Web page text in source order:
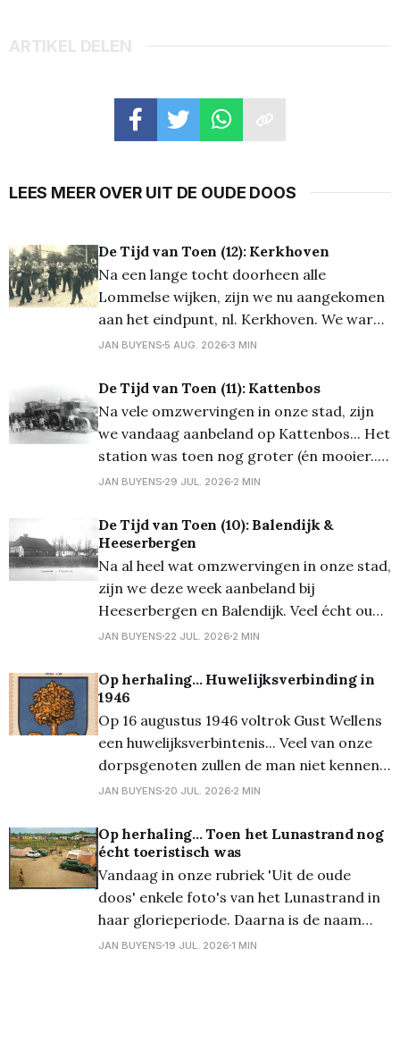
ARTIKEL DELEN
LEES MEER OVER UIT DE OUDE DOOS
De Tijd van Toen (12): Kerkhoven
Na een lange tocht doorheen alle
Lommelse wijken, zijn we nu aangekomen
aan het eindpunt, nl. Kerkhoven. We waren
heel wat weken geleden van start gegaan
eindmeet... Net zoals tijdens de vorige
edities laten we vooral de beelden
spreken, de oude zijn zoals
JAN BUYENS 5 AUG. 2026 3 MIN
De Tijd van Toen (11): Kattenbos
Na vele omzwervingen in onze stad, zijn
we vandaag aanbeland op Kattenbos... Het
station was toen nog groter (én mooier...)
en er waren toen ook nog twee sporen!
slagbomen, maar een rolpoort. En het
hotel aldaar werd uitgebaat door Fien
Dufour. Het klooster met
JAN BUYENS 29 JUL. 2026 2 MIN
De Tijd van Toen (10): Balendijk &
Heeserbergen
Na al heel wat omzwervingen in onze stad,
zijn we deze week aanbeland bij
Heeserbergen en Balendijk. Veel écht oude
foto's zijn er zeker van Heeserbergen
'70 van vorige eeuw ontstond. Wat we wel
hebben van Heeserbergen is een
JAN BUYENS 22 JUL. 2026 2 MIN
Op herhaling... Huwelijksverbinding in
1946
Op 16 augustus 1946 voltrok Gust Wellens
een huwelijksverbintenis... Veel van onze
dorpsgenoten zullen de man niet kennen.
Maar in een overwegend katholieke
hij in ons dorp een meer dan bepalend
figuur. Hij was zowat bij alles wat in de
parochie gebeurde betrokken. Ik ben
JAN BUYENS 20 JUL. 2026 2 MIN
Op herhaling... Toen het Lunastrand nog
écht toeristisch was
Vandaag in onze rubriek 'Uit de oude
doos' enkele foto's van het Lunastrand in
haar glorieperiode. Daarna is de naam
veranderd en ook de eigenaar, en betrok
JAN BUYENS 19 JUL. 2026 1 MIN